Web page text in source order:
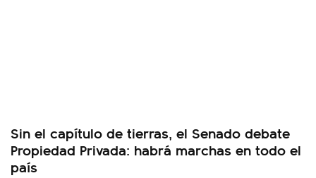
Sin el capítulo de tierras, el Senado debate
Propiedad Privada: habrá marchas en todo el
país